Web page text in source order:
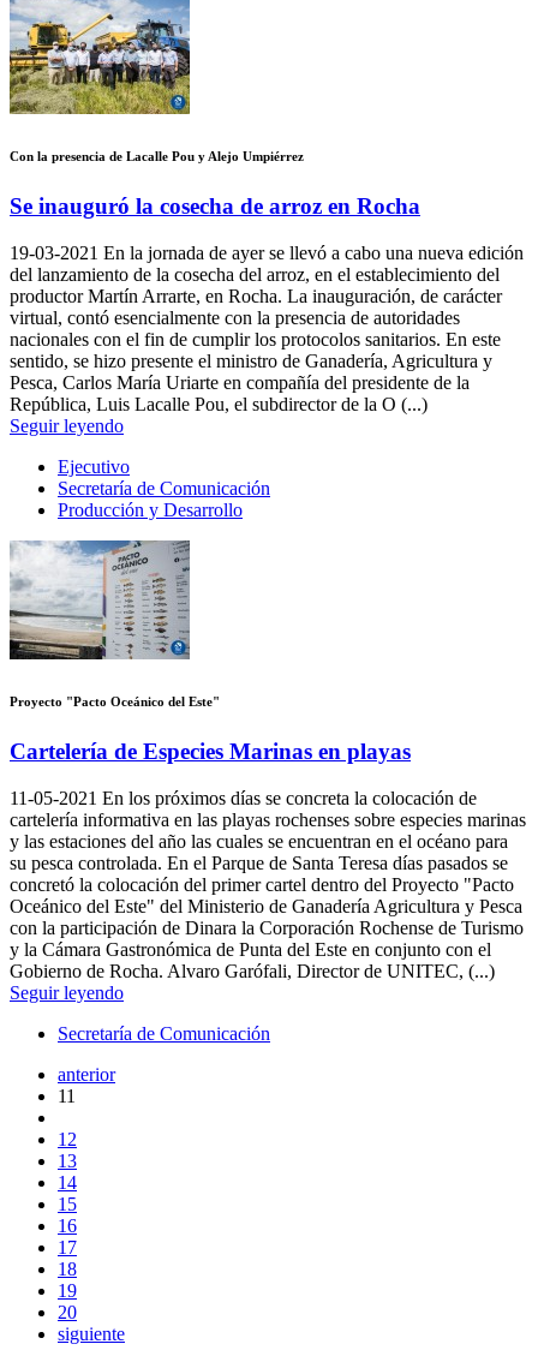
Con la presencia de Lacalle Pou y Alejo Umpiérrez
Se inauguró la cosecha de arroz en Rocha
19-03-2021 En la jornada de ayer se llevó a cabo una nueva edición
del lanzamiento de la cosecha del arroz, en el establecimiento del
productor Martín Arrarte, en Rocha. La inauguración, de carácter
virtual, contó esencialmente con la presencia de autoridades
nacionales con el fin de cumplir los protocolos sanitarios. En este
sentido, se hizo presente el ministro de Ganadería, Agricultura y
Pesca, Carlos María Uriarte en compañía del presidente de la
República, Luis Lacalle Pou, el subdirector de la O (...)
Seguir leyendo
Ejecutivo
Secretaría de Comunicación
Producción y Desarrollo
Proyecto "Pacto Oceánico del Este"
Cartelería de Especies Marinas en playas
11-05-2021 En los próximos días se concreta la colocación de
cartelería informativa en las playas rochenses sobre especies marinas
y las estaciones del año las cuales se encuentran en el océano para
su pesca controlada. En el Parque de Santa Teresa días pasados se
concretó la colocación del primer cartel dentro del Proyecto "Pacto
Oceánico del Este" del Ministerio de Ganadería Agricultura y Pesca
con la participación de Dinara la Corporación Rochense de Turismo
y la Cámara Gastronómica de Punta del Este en conjunto con el
Gobierno de Rocha. Alvaro Garófali, Director de UNITEC, (...)
Seguir leyendo
Secretaría de Comunicación
anterior
11
12
13
14
15
16
17
18
19
20
siguiente